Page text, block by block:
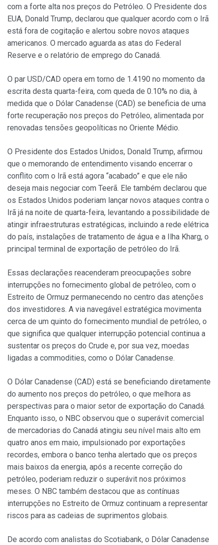
com a forte alta nos preços do Petróleo. O Presidente dos
EUA, Donald Trump, declarou que qualquer acordo com o Irã
está fora de cogitação e alertou sobre novos ataques
americanos. O mercado aguarda as atas do Federal
Reserve e o relatório de emprego do Canadá.
O par USD/CAD opera em torno de 1.4190 no momento da
escrita desta quarta-feira, com queda de 0.10% no dia, à
medida que o Dólar Canadense (CAD) se beneficia de uma
forte recuperação nos preços do Petróleo, alimentada por
renovadas tensões geopolíticas no Oriente Médio.
O Presidente dos Estados Unidos, Donald Trump, afirmou
que o memorando de entendimento visando encerrar o
conflito com o Irã está agora “acabado” e que ele não
deseja mais negociar com Teerã. Ele também declarou que
os Estados Unidos poderiam lançar novos ataques contra o
Irã já na noite de quarta-feira, levantando a possibilidade de
atingir infraestruturas estratégicas, incluindo a rede elétrica
do país, instalações de tratamento de água e a Ilha Kharg, o
principal terminal de exportação de petróleo do Irã.
Essas declarações reacenderam preocupações sobre
interrupções no fornecimento global de petróleo, com o
Estreito de Ormuz permanecendo no centro das atenções
dos investidores. A via navegável estratégica movimenta
cerca de um quinto do fornecimento mundial de petróleo, o
que significa que qualquer interrupção potencial continua a
sustentar os preços do Crude e, por sua vez, moedas
ligadas a commodities, como o Dólar Canadense.
O Dólar Canadense (CAD) está se beneficiando diretamente
do aumento nos preços do petróleo, o que melhora as
perspectivas para o maior setor de exportação do Canadá.
Enquanto isso, o NBC observou que o superávit comercial
de mercadorias do Canadá atingiu seu nível mais alto em
quatro anos em maio, impulsionado por exportações
recordes, embora o banco tenha alertado que os preços
mais baixos da energia, após a recente correção do
petróleo, poderiam reduzir o superávit nos próximos
meses. O NBC também destacou que as contínuas
interrupções no Estreito de Ormuz continuam a representar
riscos para as cadeias de suprimentos globais.
De acordo com analistas do Scotiabank, o Dólar Canadense